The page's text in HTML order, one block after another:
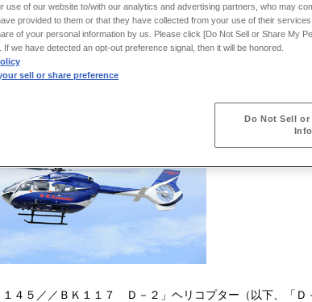
４５／／ＢＫ１１７ Ｄ－２」ヘリコプター（以下、「Ｄ
use of our website to/with our analytics and advertising partners, who may
provided to them or that they have collected from your use of their
of your personal information by us. Please click [Do Not Sell or Share My
If we have detected an opt-out preference signal, then it will be honored.
sell or share preference
Do Not Sell or